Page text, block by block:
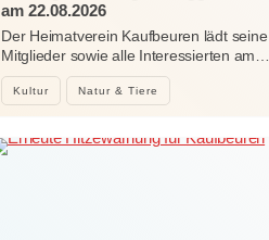
Kultur Natur & Tiere
am 22.08.2026
Der Heimatverein Kaufbeuren lädt seine
Mitglieder sowie alle Interessierten am…